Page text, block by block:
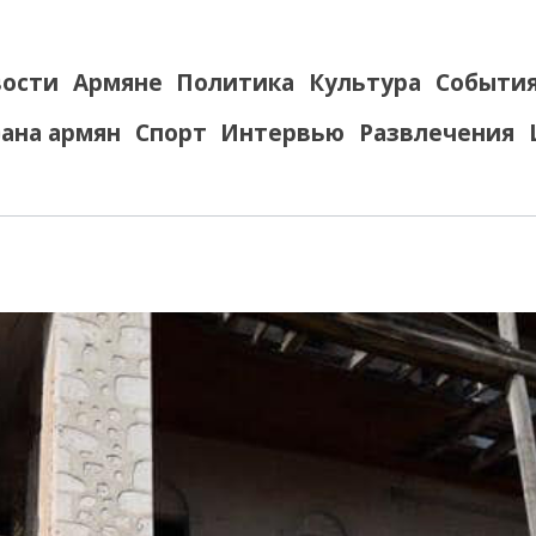
Армяне Политика Культура
армян Спорт Интервью Развлечения